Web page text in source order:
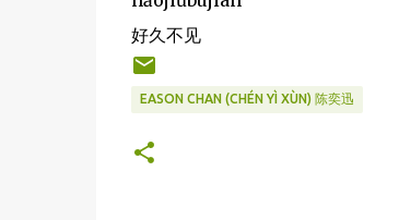
好久不见
EASON CHAN (CHÉN YÌ XÙN) 陈奕迅